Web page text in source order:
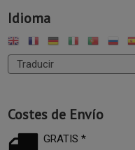
Idioma
Costes de Envío
GRATIS *